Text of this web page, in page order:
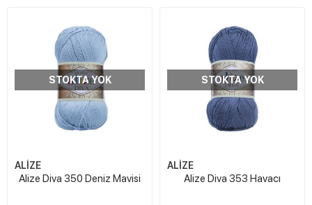
STOKTA YOK
ALİZE
Alize Diva 350 Deniz Mavisi
STOKTA YOK
ALİZE
Alize Diva 353 Havacı